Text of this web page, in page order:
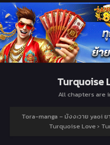
Turquoise
All chapters are
Tora-manga – มังงะวาย yaoi
Turquoise Love ›